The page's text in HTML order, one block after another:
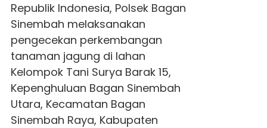
Republik Indonesia, PolsekBagan
Sinembah melaksanakan
pengecekan perkembangan
tanaman jagung di lahan
Kelompok Tani Surya Barak 15,
Kepenghuluan Bagan Sinembah
Utara, Kecamatan Bagan
Sinembah Raya, Kabupaten